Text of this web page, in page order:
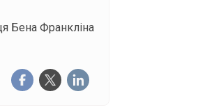
Бена Франкліна